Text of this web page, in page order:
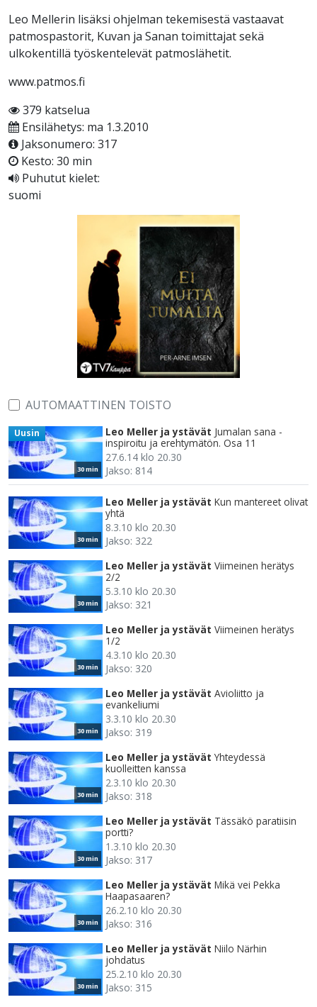
Leo Mellerin lisäksi ohjelman tekemisestä vastaavat
patmospastorit, Kuvan ja Sanan toimittajat sekä
ulkokentillä työskentelevät patmoslähetit.
www.patmos.fi
379 katselua
Ensilähetys: ma 1.3.2010
Jaksonumero: 317
Kesto: 30 min
Puhutut kielet:
suomi
AUTOMAATTINEN TOISTO
30 min
Uusin Leo Meller ja ystävät Jumalan sana -
inspiroitu ja erehtymätön. Osa 11
27.6.14 klo 20.30
Jakso: 814
30 min
Leo Meller ja ystävät Kun mantereet olivat
yhtä
8.3.10 klo 20.30
Jakso: 322
30 min
Leo Meller ja ystävät Viimeinen herätys
2/2
5.3.10 klo 20.30
Jakso: 321
30 min
Leo Meller ja ystävät Viimeinen herätys
1/2
4.3.10 klo 20.30
Jakso: 320
30 min
Leo Meller ja ystävät Avioliitto ja
evankeliumi
3.3.10 klo 20.30
Jakso: 319
30 min
Leo Meller ja ystävät Yhteydessä
kuolleitten kanssa
2.3.10 klo 20.30
Jakso: 318
30 min
Leo Meller ja ystävät Tässäkö paratiisin
portti?
1.3.10 klo 20.30
Jakso: 317
30 min
Leo Meller ja ystävät Mikä vei Pekka
Haapasaaren?
26.2.10 klo 20.30
Jakso: 316
30 min
Leo Meller ja ystävät Niilo Närhin
johdatus
25.2.10 klo 20.30
Jakso: 315